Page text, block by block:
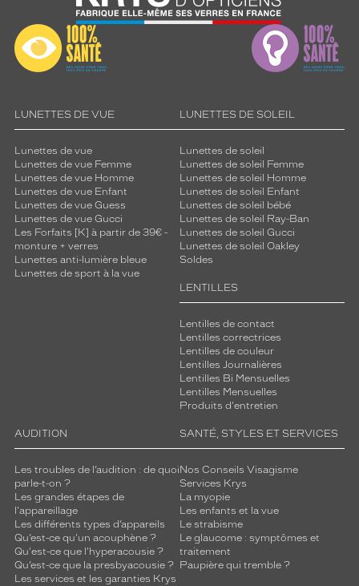
LUNETTES DE VUE
Lunettes de vue
Lunettes de vue Femme
Lunettes de vue Homme
Lunettes de vue Enfant
Lunettes de vue Guess
Lunettes de vue Gucci
Les Forfaits [K] à partir de 39€ -
monture + verres
Lunettes anti-lumière bleue
Lunettes de sport à la vue
LUNETTES DE SOLEIL
Lunettes de soleil
Lunettes de soleil Femme
Lunettes de soleil Homme
Lunettes de soleil Enfant
Lunettes de soleil bébé
Lunettes de soleil Ray-Ban
Lunettes de soleil Gucci
Lunettes de soleil Oakley
Soldes
LENTILLES
Lentilles de contact
Lentilles correctrices
Lentilles de couleur
Lentilles Journalières
Lentilles Bi Mensuelles
Lentilles Mensuelles
Produits d'entretien
AUDITION
Les troubles de l’audition : de quoi
parle-t-on ?
Les grandes étapes de
l'appareillage
Les différents types d’appareils
Qu’est-ce qu'un acouphène ?
Qu'est-ce que l'hyperacousie ?
Qu’est-ce que la presbyacousie ?
Les services et les garanties Krys
SANTÉ, STYLES ET SERVICES
Nos Conseils Visagisme
Services Krys
La myopie
Les enfants et la vue
Le strabisme
Le glaucome : symptômes et
traitement
Paupière qui tremble ?